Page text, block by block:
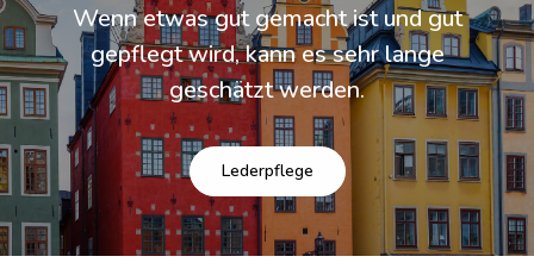
Wenn etwas gut gemacht ist und gut
gepflegt wird, kann es sehr lange
geschätzt werden.
Lederpflege